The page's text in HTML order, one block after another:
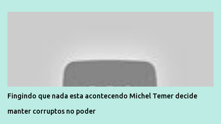
são vítimas de violência, estão em situação de risco ou têm seus
direitos violados. Leia mais: Anistia Internacional cobra do Brasil
solução do caso Amarildo - Terra Brasil
Fingindo que nada esta acontecendo Michel Temer decide
manter corruptos no poder